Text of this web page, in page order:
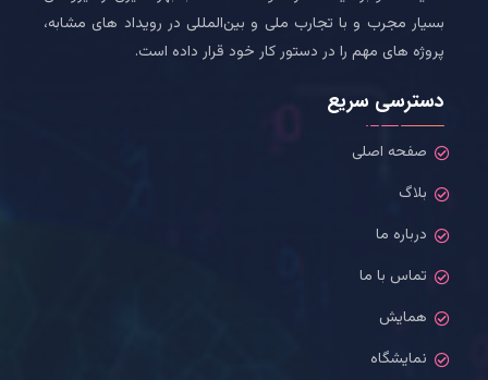
بسیار مجرب و با تجارب ملی و بین‌المللی در رویداد های مشابه،
پروژه های مهم را در دستور کار خود قرار داده است.
دسترسی سریع
صفحه اصلی
بلاگ
درباره ما
تماس با ما
همایش
نمایشگاه